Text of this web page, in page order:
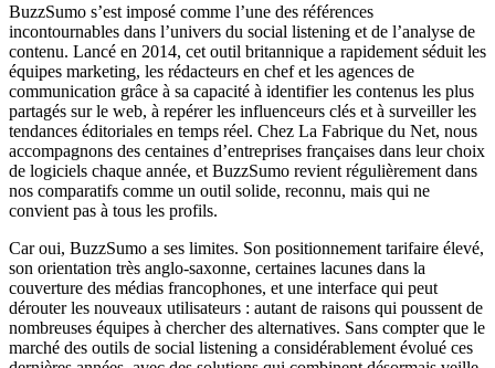
BuzzSumo s’est imposé comme l’une des références
incontournables dans l’univers du social listening et de l’analyse de
contenu. Lancé en 2014, cet outil britannique a rapidement séduit les
équipes marketing, les rédacteurs en chef et les agences de
communication grâce à sa capacité à identifier les contenus les plus
partagés sur le web, à repérer les influenceurs clés et à surveiller les
tendances éditoriales en temps réel. Chez La Fabrique du Net, nous
accompagnons des centaines d’entreprises françaises dans leur choix
de logiciels chaque année, et BuzzSumo revient régulièrement dans
nos comparatifs comme un outil solide, reconnu, mais qui ne
convient pas à tous les profils.
Car oui, BuzzSumo a ses limites. Son positionnement tarifaire élevé,
son orientation très anglo-saxonne, certaines lacunes dans la
couverture des médias francophones, et une interface qui peut
dérouter les nouveaux utilisateurs : autant de raisons qui poussent de
nombreuses équipes à chercher des alternatives. Sans compter que le
marché des outils de social listening a considérablement évolué ces